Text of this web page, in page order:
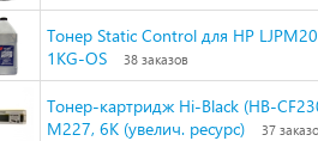
Тонер Static Control для HP
1KG-OS
38 заказов
Тонер-картридж Hi-Black (HB-
M227, 6K (увелич. ресурс)
37